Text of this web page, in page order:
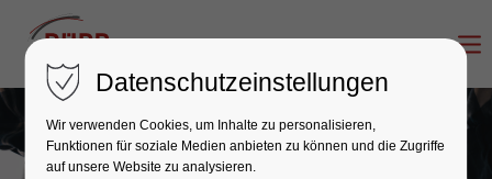
Datenschutzeinstellungen
Wir verwenden Cookies, um Inhalte zu personalisieren,
Funktionen für soziale Medien anbieten zu können und die Zugriffe
auf unsere Website zu analysieren.